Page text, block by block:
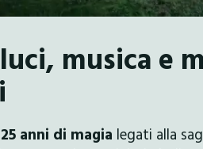
musica e
25 anni di magia legati alla